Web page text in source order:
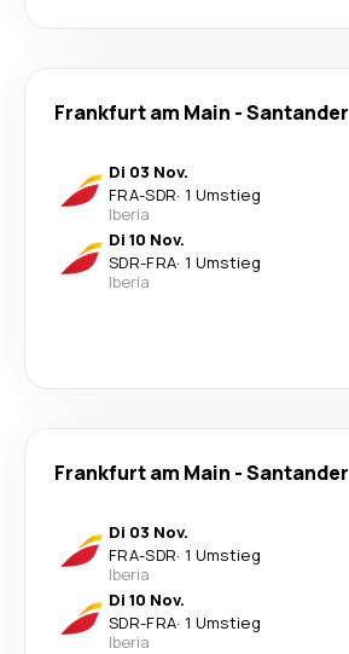
Frankfurt am Main -Santander
Di 03 Nov.
FRA-SDR· 1 Umstieg
Iberia
Di 10 Nov.
SDR-FRA· 1 Umstieg
Iberia
Frankfurt am Main -Santander
Di 03 Nov.
FRA-SDR· 1 Umstieg
Iberia
Di 10 Nov.
SDR-FRA· 1 Umstieg
Iberia